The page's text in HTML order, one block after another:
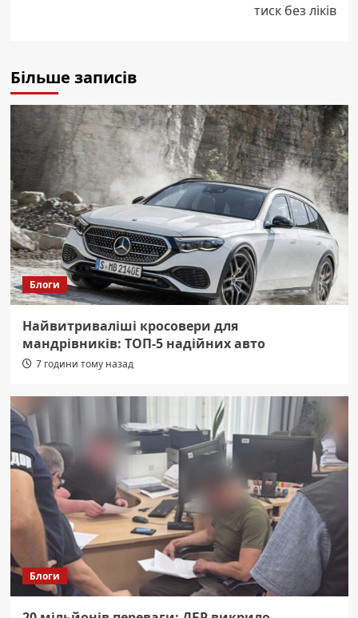
тиск без ліків
Більше записів
Блоги
Найвитриваліші кросовери для
мандрівників: ТОП-5 надійних авто
7 години тому назад
Блоги